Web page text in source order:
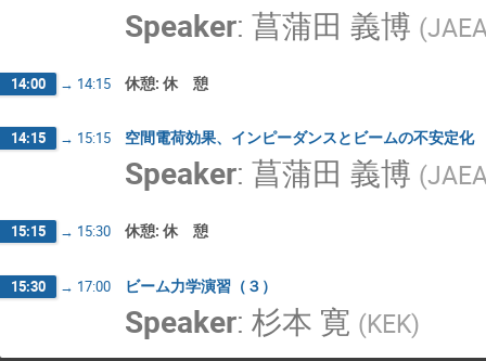
Speaker: 菖蒲田 義博 (
14:00 → 14:15 休憩: 休 憩
14:15 → 15:15 空間電荷効果、インピーダンスとビームの不安定化
Speaker: 菖蒲田 義博 (
15:15 → 15:30 休憩: 休 憩
15:30 → 17:00 ビーム力学演習（３）
Speaker: 杉本 寛 (KEK)